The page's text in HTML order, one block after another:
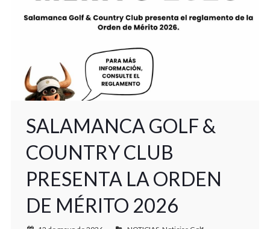
SALAMANCA GOLF &
COUNTRY CLUB
PRESENTA LA ORDEN
DE MÉRITO 2026